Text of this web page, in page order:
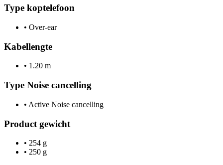
Type koptelefoon
• Over-ear
Kabellengte
• 1.20 m
Type Noise cancelling
• Active Noise cancelling
Product gewicht
• 254 g
• 250 g